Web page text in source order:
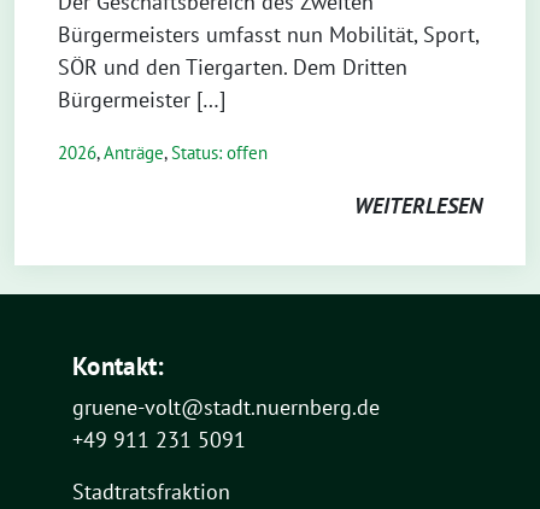
Bürgermeisters umfasst nun Mobilität, Sport,
SÖR und den Tiergarten. Dem Dritten
Bürgermeister […]
2026,Anträge,Status: offen
WEITERLESEN
Kontakt:
gruene-volt@stadt.nuernberg.de
+49 911 231 5091
Stadtratsfraktion